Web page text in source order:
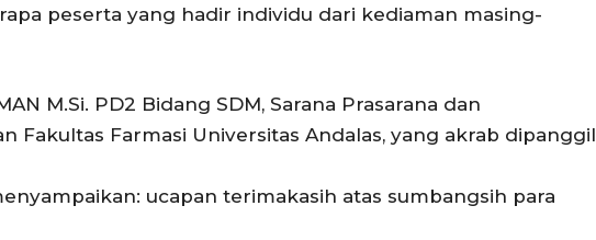
peserta yang hadir individu dari kediaman masing-
M.Si. PD2 Bidang SDM, Sarana Prasarana dan
Fakultas Farmasi Universitas Andalas, yang akrab dipanggil
ucapan terimakasih atas sumbangsih para